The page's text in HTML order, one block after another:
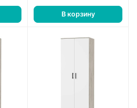
В корзину